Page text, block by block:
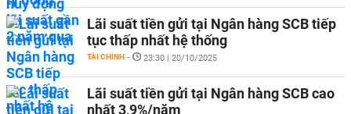
Lãi suất tiền gửi tại Ngân hàng SCB tiếp
tục thấp nhất hệ thống
TÀI CHÍNH - 23:30 | 20/10/2025
Lãi suất tiền gửi tại Ngân hàng SCB cao
nhất 3,9%/năm